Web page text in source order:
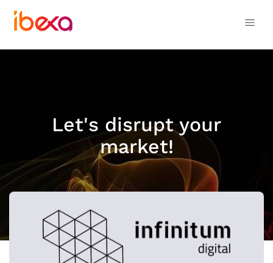
Let's disrupt your
market!